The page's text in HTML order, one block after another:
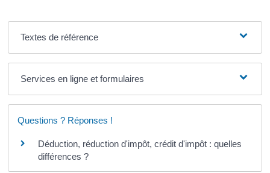
Textes de référence
Services en ligne et formulaires
Questions ? Réponses !
Déduction, réduction d'impôt, crédit d'impôt : quelles
différences ?